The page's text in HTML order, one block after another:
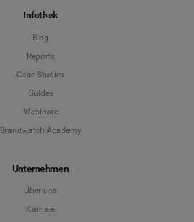
Infothek
Blog
Reports
Case Studies
Guides
Webinare
Brandwatch Academy
Unternehmen
Über uns
Karriere